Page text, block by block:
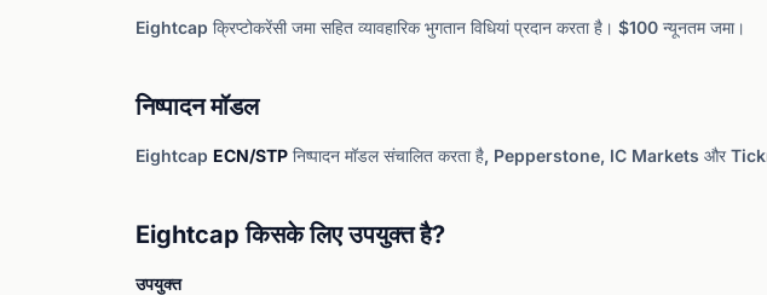
Eightcap क्रिप्टोकरेंसी जमा सहित व्यावहारिक भुगतान विधियां प्रदान करता है। $100 न्यूनतम जमा।
निष्पादन मॉडल
Eightcap ECN/STP निष्पादन मॉडल संचालित करता है, Pepperstone, IC Markets और
Eightcap किसके लिए उपयुक्त है?
उपयुक्त